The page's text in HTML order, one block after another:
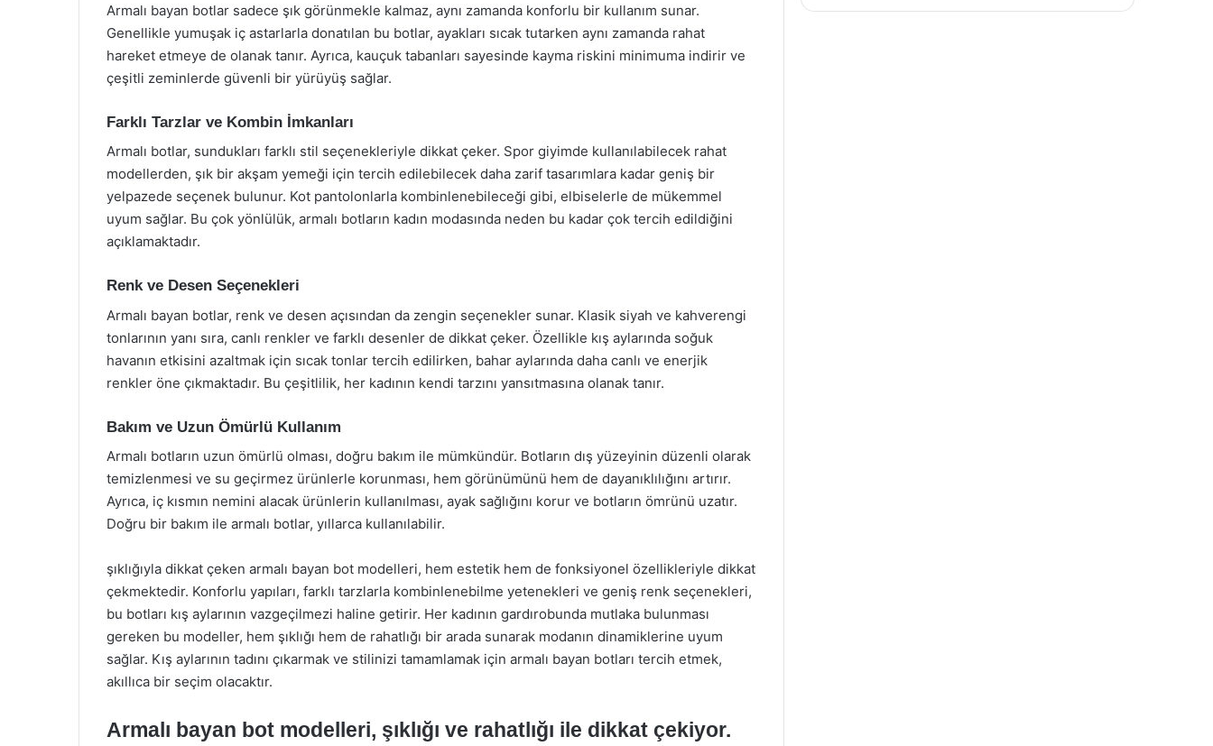
Armalı bayan botlar sadece şık görünmekle kalmaz, aynı zamanda konforlu bir kullanım sunar.
Genellikle yumuşak iç astarlarla donatılan bu botlar, ayakları sıcak tutarken aynı zamanda rahat
hareket etmeye de olanak tanır. Ayrıca, kauçuk tabanları sayesinde kayma riskini minimuma indirir ve
çeşitli zeminlerde güvenli bir yürüyüş sağlar.
Farklı Tarzlar ve Kombin İmkanları
Armalı botlar, sundukları farklı stil seçenekleriyle dikkat çeker. Spor giyimde kullanılabilecek rahat
modellerden, şık bir akşam yemeği için tercih edilebilecek daha zarif tasarımlara kadar geniş bir
yelpazede seçenek bulunur. Kot pantolonlarla kombinlenebileceği gibi, elbiselerle de mükemmel
uyum sağlar. Bu çok yönlülük, armalı botların kadın modasında neden bu kadar çok tercih edildiğini
açıklamaktadır.
Renk ve Desen Seçenekleri
Armalı bayan botlar, renk ve desen açısından da zengin seçenekler sunar. Klasik siyah ve kahverengi
tonlarının yanı sıra, canlı renkler ve farklı desenler de dikkat çeker. Özellikle kış aylarında soğuk
havanın etkisini azaltmak için sıcak tonlar tercih edilirken, bahar aylarında daha canlı ve enerjik
renkler öne çıkmaktadır. Bu çeşitlilik, her kadının kendi tarzını yansıtmasına olanak tanır.
Bakım ve Uzun Ömürlü Kullanım
Armalı botların uzun ömürlü olması, doğru bakım ile mümkündür. Botların dış yüzeyinin düzenli olarak
temizlenmesi ve su geçirmez ürünlerle korunması, hem görünümünü hem de dayanıklılığını artırır.
Ayrıca, iç kısmın nemini alacak ürünlerin kullanılması, ayak sağlığını korur ve botların ömrünü uzatır.
Doğru bir bakım ile armalı botlar, yıllarca kullanılabilir.
şıklığıyla dikkat çeken armalı bayan bot modelleri, hem estetik hem de fonksiyonel özellikleriyle dikkat
çekmektedir. Konforlu yapıları, farklı tarzlarla kombinlenebilme yetenekleri ve geniş renk seçenekleri,
bu botları kış aylarının vazgeçilmezi haline getirir. Her kadının gardırobunda mutlaka bulunması
gereken bu modeller, hem şıklığı hem de rahatlığı bir arada sunarak modanın dinamiklerine uyum
sağlar. Kış aylarının tadını çıkarmak ve stilinizi tamamlamak için armalı bayan botları tercih etmek,
akıllıca bir seçim olacaktır.
Armalı bayan bot modelleri, şıklığı ve rahatlığı ile dikkat çekiyor.